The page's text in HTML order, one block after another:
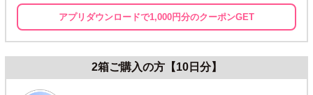
アプリダウンロードで1,000円分のクーポンGET
2箱ご購入の方【10日分】